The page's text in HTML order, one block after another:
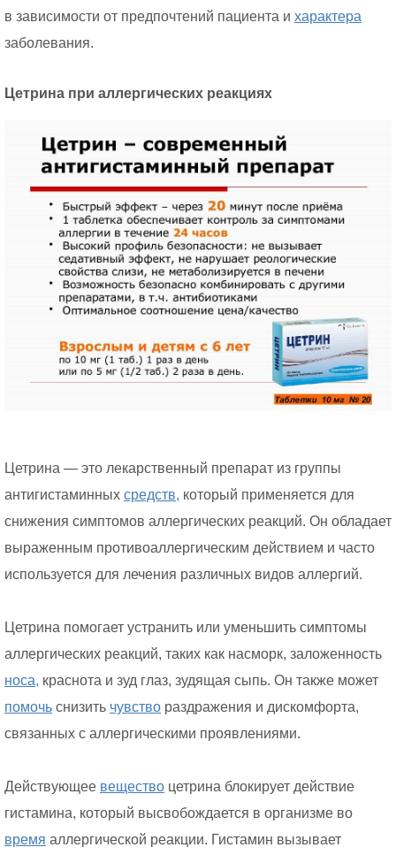
в зависимости от предпочтений пациента и характера
заболевания.
Цетрина при аллергических реакциях
Цетрина — это лекарственный препарат из группы
антигистаминных средств, который применяется для
снижения симптомов аллергических реакций. Он обладает
выраженным противоаллергическим действием и часто
используется для лечения различных видов аллергий.
Цетрина помогает устранить или уменьшить симптомы
аллергических реакций, таких как насморк, заложенность
носа, краснота и зуд глаз, зудящая сыпь. Он также может
помочь снизить чувство раздражения и дискомфорта,
связанных с аллергическими проявлениями.
Действующее вещество цетрина блокирует действие
гистамина, который высвобождается в организме во
время аллергической реакции. Гистамин вызывает